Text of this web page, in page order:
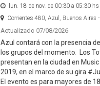
lun. 18 de nov. de 00:30 a 05:30
Corrientes 480, Azul, Buenos Aires -
Actualizado 07/08/2026
Azul contará con la presencia
los grupos del momento. Los
presentan en la ciudad en Music
2019, en el marco de su gira
El evento es para mayores de 18